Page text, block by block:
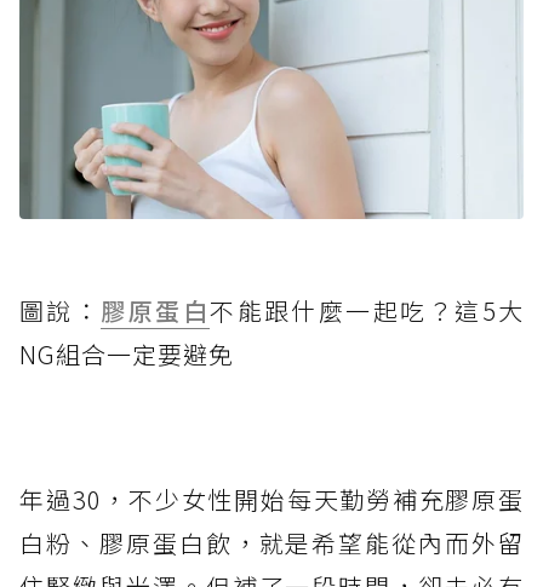
圖說： 膠原蛋白不能跟什麼一起吃？這5大
NG組合一定要避免
年過30，不少女性開始每天勤勞補充膠原蛋
白粉、膠原蛋白飲，就是希望能從內而外留